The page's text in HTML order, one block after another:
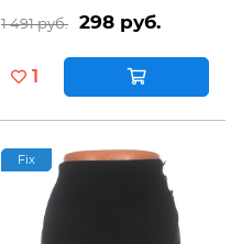
1 491 руб. 298 руб.
1
Fix